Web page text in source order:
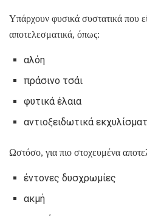
Υπάρχουν φυσικά συστατικά που
αποτελεσματικά, όπως:
αλόη
πράσινο τσάι
φυτικά έλαια
αντιοξειδωτικά
Ωστόσο, για πιο στοχευμένα
έντονες δυσχρωμίες
ακμή